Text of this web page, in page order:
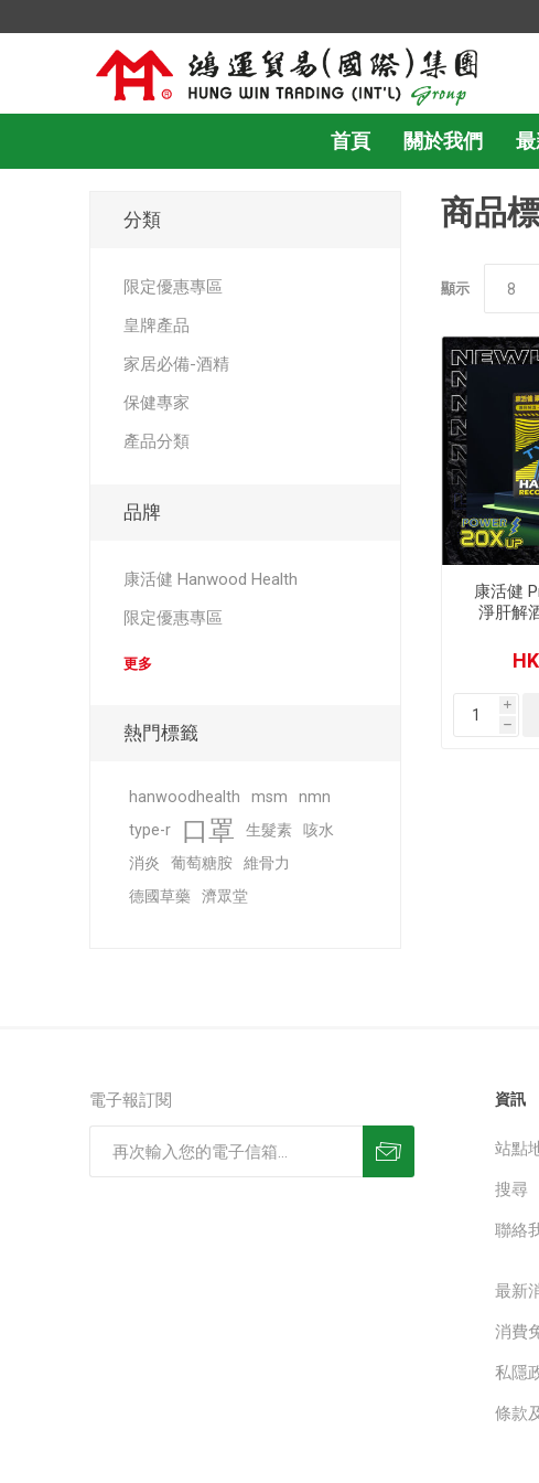
首頁 關於我們
商品
顯示
康活健
淨肝解
i
h
分類
限定優惠專區
皇牌產品
家居必備-酒精
保健專家
產品分類
品牌
康活健 Hanwood Health
限定優惠專區
更多
熱門標籤
hanwoodhealth msm
nmn
type-r
口罩 生髮素
咳水
消炎
葡萄糖胺
維骨力
德國草藥
濟眾堂
電子報訂閱 資訊
站點
搜尋
聯絡
最新
消費
私隱
條款